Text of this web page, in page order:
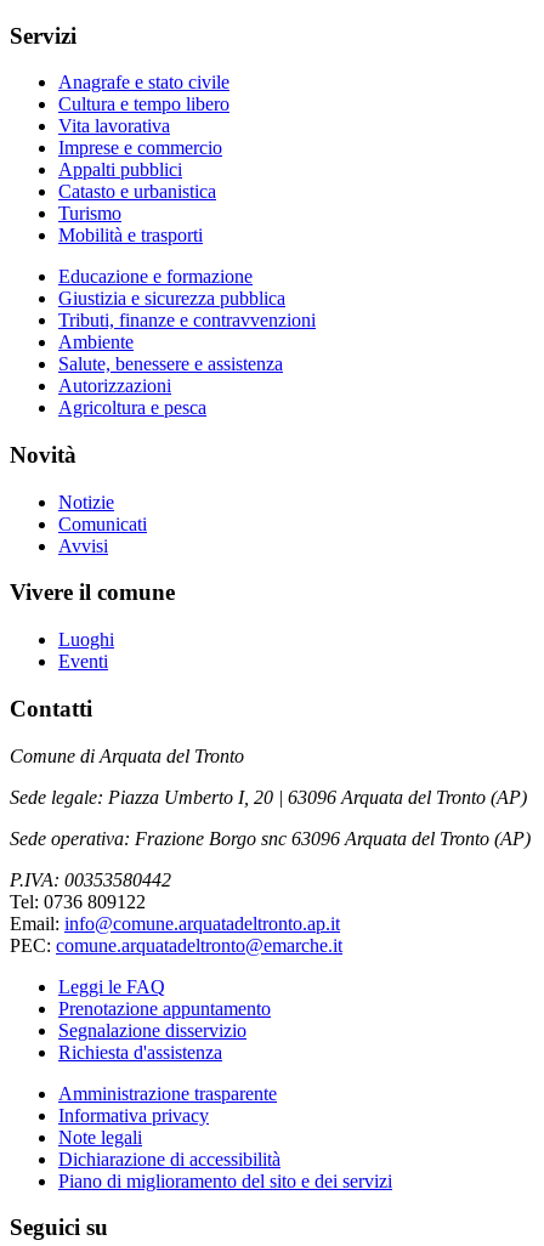
Servizi
Anagrafe e stato civile
Cultura e tempo libero
Vita lavorativa
Imprese e commercio
Appalti pubblici
Catasto e urbanistica
Turismo
Mobilità e trasporti
Educazione e formazione
Giustizia e sicurezza pubblica
Tributi, finanze e contravvenzioni
Ambiente
Salute, benessere e assistenza
Autorizzazioni
Agricoltura e pesca
Novità
Notizie
Comunicati
Avvisi
Vivere il comune
Luoghi
Eventi
Contatti
Comune di Arquata del Tronto
Sede legale: Piazza Umberto I, 20 | 63096 Arquata del Tronto (AP)
Sede operativa: Frazione Borgo snc 63096 Arquata del Tronto (AP)
P.IVA: 00353580442
Tel: 0736 809122
Email: info@comune.arquatadeltronto.ap.it
PEC: comune.arquatadeltronto@emarche.it
Leggi le FAQ
Prenotazione appuntamento
Segnalazione disservizio
Richiesta d'assistenza
Amministrazione trasparente
Informativa privacy
Note legali
Dichiarazione di accessibilità
Piano di miglioramento del sito e dei servizi
Seguici su